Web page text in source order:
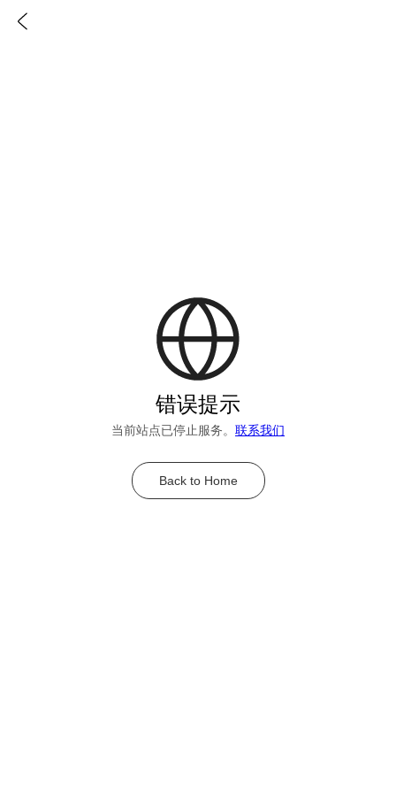
错误提示
当前站点已停止服务。 联系我们
Back to Home